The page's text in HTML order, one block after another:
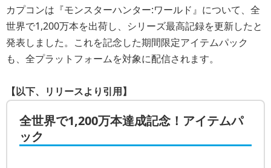
カプコンは『モンスターハンター:ワールド』について、全
世界で1,200万本を出荷し、シリーズ最高記録を更新したと
発表しました。これを記念した期間限定アイテムパック
も、全プラットフォームを対象に配信されます。
【以下、リリースより引用】
全世界で1,200万本達成記念！アイテムパ
ック